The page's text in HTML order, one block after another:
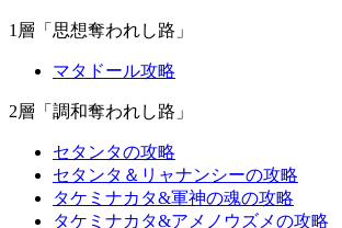
1層「思想奪われし路」
マタドール攻略
2層「調和奪われし路」
セタンタの攻略
セタンタ＆リャナンシーの攻略
タケミナカタ&軍神の魂の攻略
タケミナカタ&アメノウズメの攻略